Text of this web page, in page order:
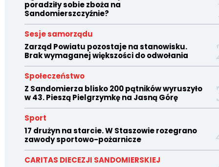
poradziły sobie zboża na
Sandomierszczyźnie?
Sesje samorządu
Zarząd Powiatu pozostaje na stanowisku.
Brak wymaganej większości do odwołania
Społeczeństwo
Z Sandomierza blisko 200 pątników wyruszyło
w 43. Pieszą Pielgrzymkę na Jasną Górę
Sport
17 drużyn na starcie. W Staszowie rozegrano
zawody sportowo-pożarnicze
CARITAS DIECEZJI SANDOMIERSKIEJ